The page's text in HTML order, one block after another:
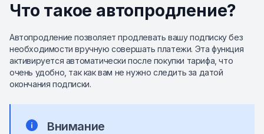
Что такое автопродление?
Автопродление позволяет продлевать вашу подписку без
необходимости вручную совершать платежи. Эта функция
активируется автоматически после покупки тарифа, что
очень удобно, так как вам не нужно следить за датой
окончания подписки.
Внимание